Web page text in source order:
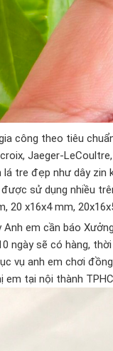
công theo tiêu
Jaeger-
lá tre đẹp như dây zin
sử dụng nhiều
20 x16x4 mm,
em cần báo
ngày sẽ có hàng,
vụ anh em chơi
em tại nội thành